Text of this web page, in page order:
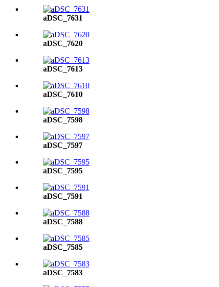
aDSC_7631
aDSC_7620
aDSC_7613
aDSC_7610
aDSC_7598
aDSC_7597
aDSC_7595
aDSC_7591
aDSC_7588
aDSC_7585
aDSC_7583